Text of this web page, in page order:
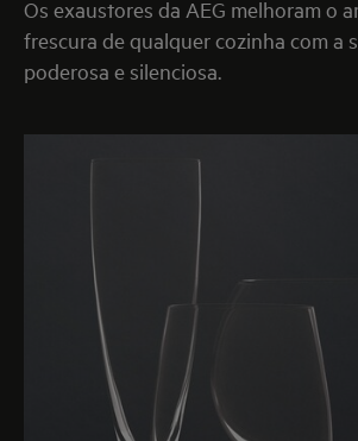
Os exaustores da AEG melhoram o
frescura de qualquer cozinha com a
poderosa e silenciosa.